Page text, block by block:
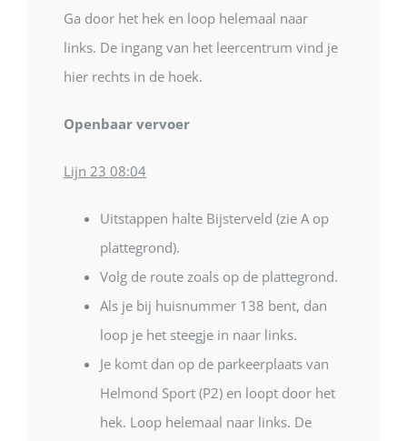
Ga door het hek en loop helemaal naar
links. De ingang van het leercentrum vind je
hier rechts in de hoek.
Openbaar vervoer
Lijn 23 08:04
Uitstappen halte Bijsterveld (zie A op
plattegrond).
Volg de route zoals op de plattegrond.
Als je bij huisnummer 138 bent, dan
loop je het steegje in naar links.
Je komt dan op de parkeerplaats van
Helmond Sport (P2) en loopt door het
hek. Loop helemaal naar links. De